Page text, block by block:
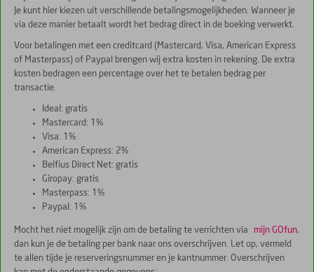
Je kunt hier kiezen uit verschillende betalingsmogelijkheden. Wanneer je
via deze manier betaalt wordt het bedrag direct in de boeking verwerkt.
Voor betalingen met een creditcard (Mastercard, Visa, American Express
of Masterpass) of Paypal brengen wij extra kosten in rekening. De extra
kosten bedragen een percentage over het te betalen bedrag per
transactie.
Ideal: gratis
Mastercard: 1%
Visa: 1%
American Express: 2%
Belfius Direct Net: gratis
Giropay: gratis
Masterpass: 1%
Paypal: 1%
Mocht het niet mogelijk zijn om de betaling te verrichten via mijn GOfun,
dan kun je de betaling per bank naar ons overschrijven. Let op, vermeld
te allen tijde je reserveringsnummer en je kantnummer. Overschrijven